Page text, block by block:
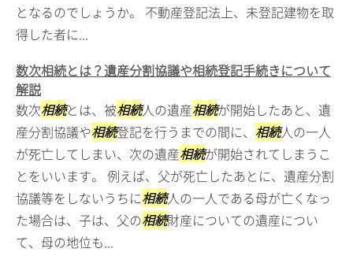
となるのでしょうか。 不動産登記法上、未登記建物を取
得した者に...
数次相続とは？遺産分割協議や相続登記手続きについて
解説
数次相続とは、被相続人の遺産相続が開始したあと、遺
産分割協議や相続登記を行うまでの間に、 相続人の一人
が死亡してしまい、次の遺産相続が開始されてしまうこ
とをいいます。 例えば、父が死亡したあとに、遺産分割
協議等をしないうちに相続人の一人である母が亡くなっ
た場合は、子は、父の相続財産についての遺産につい
て、母の地位も...